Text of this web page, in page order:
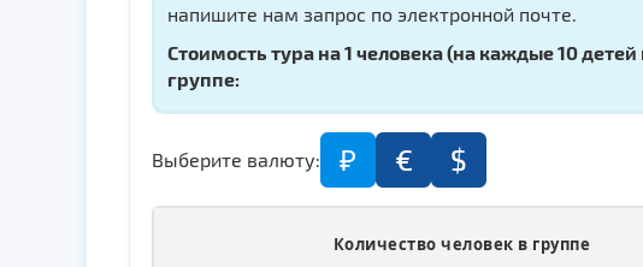
напишите нам запрос по электронной почте.
Стоимость тура на 1 человека (на каждые 10
группе:
Выберите валюту: ₽ € $
Количество человек в группе